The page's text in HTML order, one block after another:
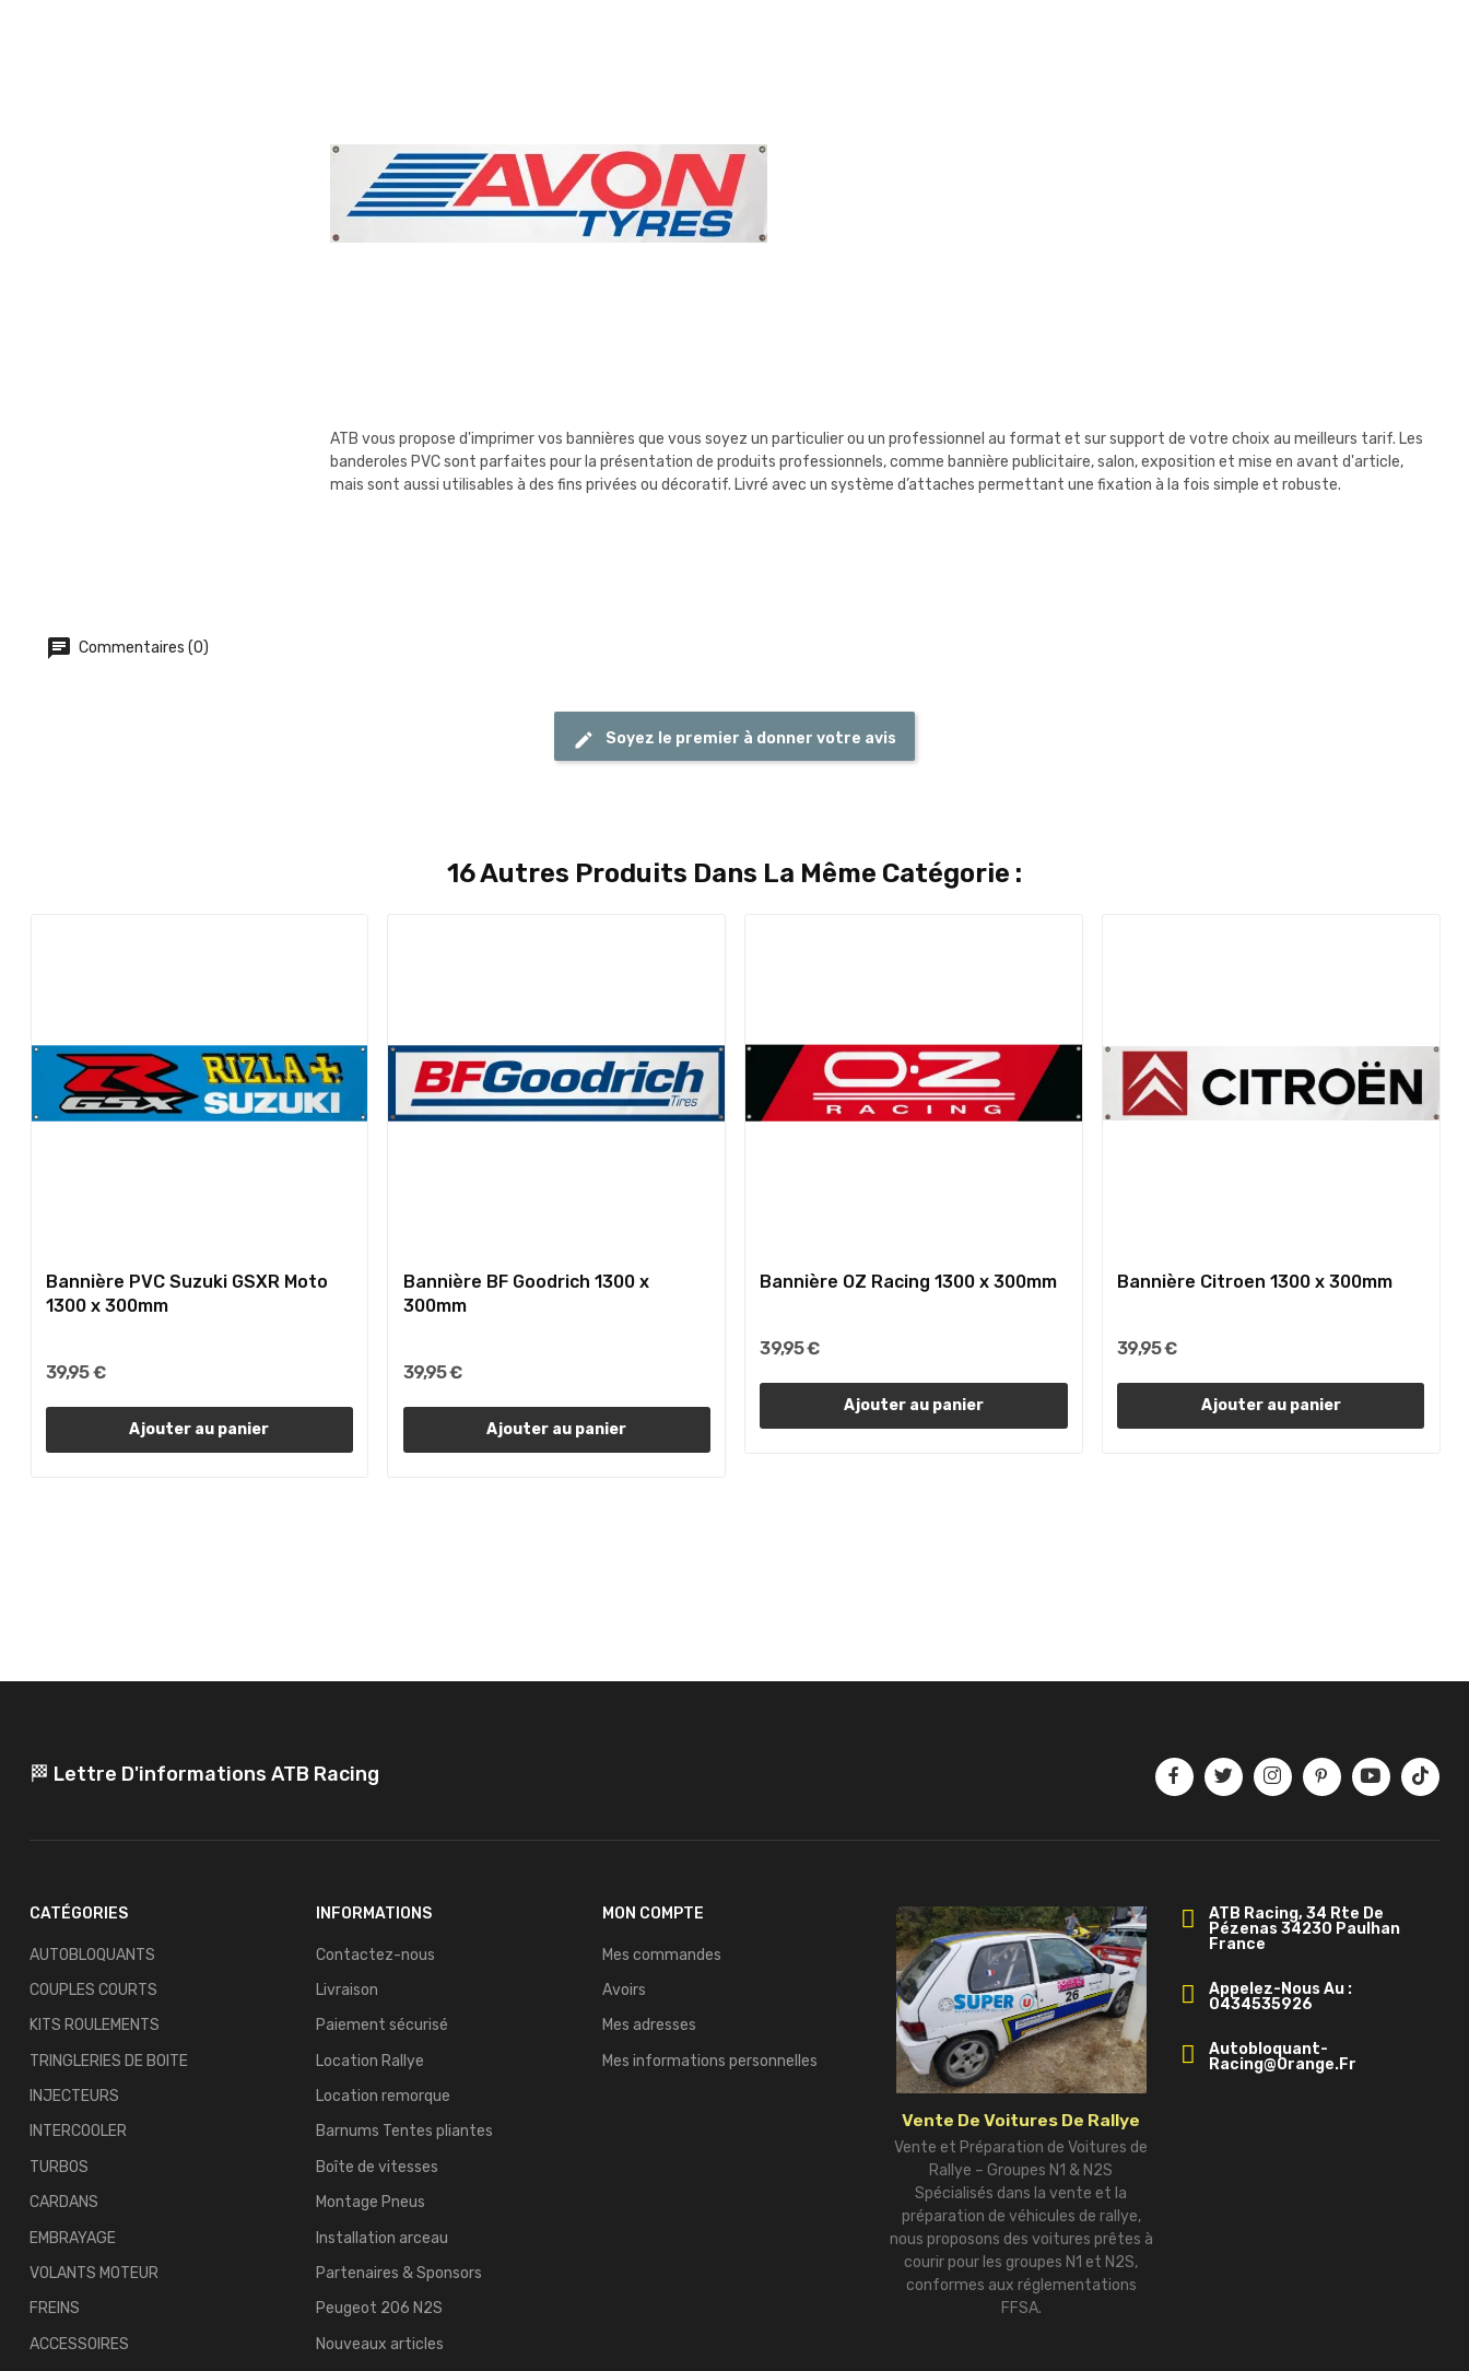
ATB vous propose d'imprimer vos bannières que vous soyez un particulier ou un professionnel au format et sur support de votre choix au meilleurs tarif. Les
banderoles PVC sont parfaites pour la présentation de produits professionnels, comme bannière publicitaire, salon, exposition et mise en avant d'article,
mais sont aussi utilisables à des fins privées ou décoratif. Livré avec un système d’attaches permettant une fixation à la fois simple et robuste.
Commentaires (0)
Soyez le premier à donner votre avis
16 Autres Produits Dans La Même Catégorie :
Bannière PVC Suzuki GSXR Moto
1300 x 300mm
39,95 €
Ajouter au panier
Bannière BF Goodrich 1300 x
300mm
39,95 €
Ajouter au panier
Bannière OZ Racing 1300 x 300mm
39,95 €
Ajouter au panier
Bannière Citroen 1300 x 300mm
39,95 €
Ajouter au panier
🏁 Lettre D'informations ATB Racing
CATÉGORIES
AUTOBLOQUANTS
COUPLES COURTS
KITS ROULEMENTS
TRINGLERIES DE BOITE
INJECTEURS
INTERCOOLER
TURBOS
CARDANS
EMBRAYAGE
VOLANTS MOTEUR
FREINS
ACCESSOIRES
INFORMATIONS
Contactez-nous
Livraison
Paiement sécurisé
Location Rallye
Location remorque
Barnums Tentes pliantes
Boîte de vitesses
Montage Pneus
Installation arceau
Partenaires & Sponsors
Peugeot 206 N2S
Nouveaux articles
MON COMPTE
Mes commandes
Avoirs
Mes adresses
Mes informations personnelles
Vente De Voitures De Rallye
Vente et Préparation de Voitures de
Rallye – Groupes N1 & N2S
Spécialisés dans la vente et la
préparation de véhicules de rallye,
nous proposons des voitures prêtes à
courir pour les groupes N1 et N2S,
conformes aux réglementations
FFSA.
ATB Racing, 34 Rte De
Pézenas 34230 Paulhan
France
Appelez-Nous Au :
0434535926
Autobloquant-
Racing@orange.fr